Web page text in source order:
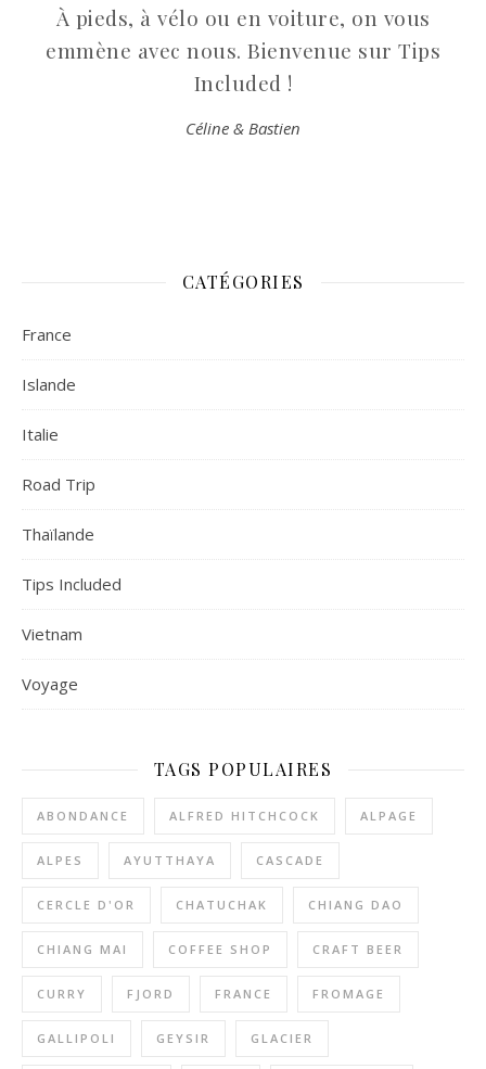
À pieds, à vélo ou en voiture, on vous
emmène avec nous. Bienvenue sur Tips
Included !
Céline & Bastien
CATÉGORIES
France
Islande
Italie
Road Trip
Thaïlande
Tips Included
Vietnam
Voyage
TAGS POPULAIRES
ABONDANCE ALFRED HITCHCOCK ALPAGE
ALPES AYUTTHAYA CASCADE
CERCLE D'OR CHATUCHAK CHIANG DAO
CHIANG MAI COFFEE SHOP CRAFT BEER
CURRY FJORD FRANCE FROMAGE
GALLIPOLI GEYSIR GLACIER